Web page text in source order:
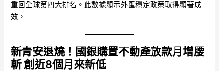
重回全球第四大排名。此數據顯示外匯穩定政策取得顯著成
效。
新青安退燒！國銀購置不動產放款月增腰
斬 創近8個月來新低